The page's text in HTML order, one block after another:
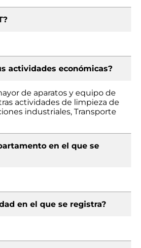
actividades económicas?
de aparatos y equipo de
actividades de limpieza de
industriales, Transporte
en el que se
en el que se registra?